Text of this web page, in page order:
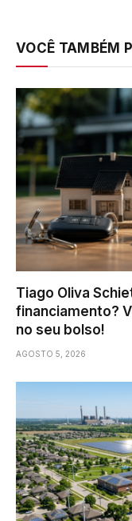
VOCÊ TAMBÉM
Tiago Oliva
financiamento?
no seu bolso!
AGOSTO 5, 2026